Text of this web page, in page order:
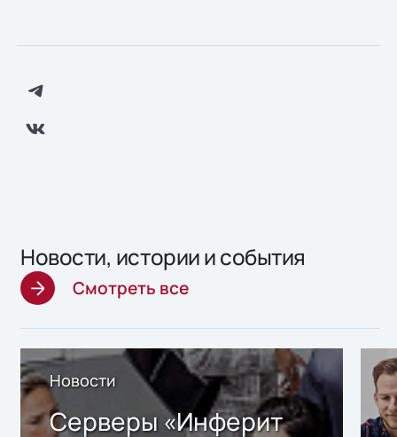
Новости, истории и события
Смотреть все
Новости
Серверы «Инферит